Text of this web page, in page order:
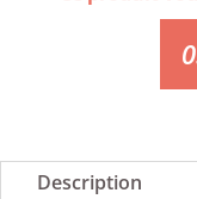
Description